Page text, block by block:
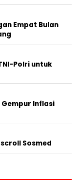
Empat Bulan
Polri untuk
Inflasi
Sosmed